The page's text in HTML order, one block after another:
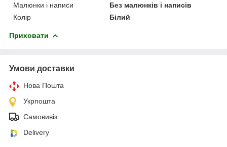
Малюнки і написи
Без малюнків і написів
Колір
Білий
Приховати
Умови доставки
Нова Пошта
Укрпошта
Самовивіз
Delivery